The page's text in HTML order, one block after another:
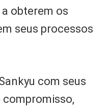
obterem os
seus processos
com seus